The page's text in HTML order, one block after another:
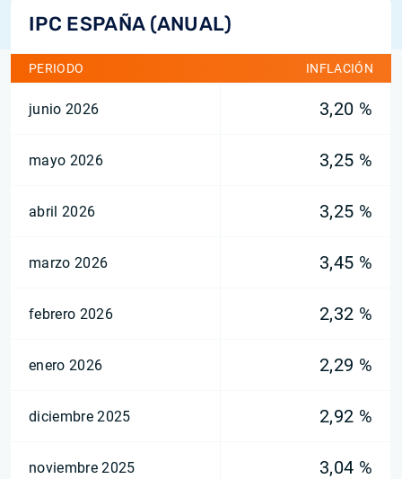
IPC ESPAÑA (ANUAL)
PERIODO INFLACIÓN
junio 2026 3,20 %
mayo 2026 3,25 %
abril 2026 3,25 %
marzo 2026 3,45 %
febrero 2026 2,32 %
enero 2026 2,29 %
diciembre 2025 2,92 %
noviembre 2025 3,04 %